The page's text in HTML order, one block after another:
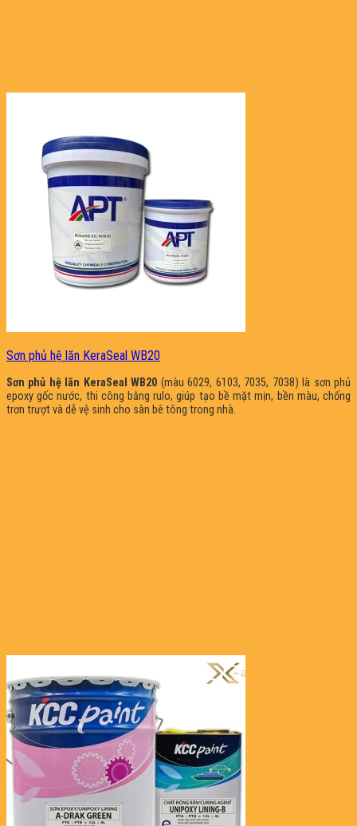
Sơn phủ hệ lăn KeraSeal WB20
Sơn phủ hệ lăn KeraSeal WB20 (màu 6029, 6103, 7035, 7038) là sơn phủ
epoxy gốc nước, thi công bằng rulo, giúp tạo bề mặt mịn, bền màu, chống
trơn trượt và dễ vệ sinh cho sàn bê tông trong nhà.